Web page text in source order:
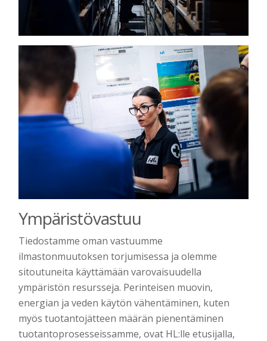
Ympäristövastuu
Tiedostamme oman vastuumme
ilmastonmuutoksen torjumisessa ja olemme
sitoutuneita käyttämään varovaisuudella
ympäristön resursseja. Perinteisen muovin,
energian ja veden käytön vähentäminen, kuten
myös tuotantojätteen määrän pienentäminen
tuotantoprosesseissamme, ovat HL:lle etusijalla,